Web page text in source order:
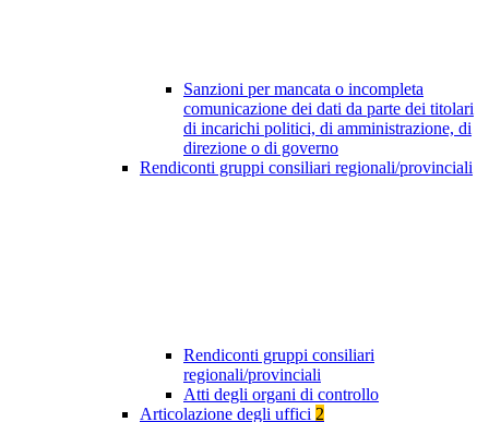
Sanzioni per mancata o incompleta
comunicazione dei dati da parte dei titolari
di incarichi politici, di amministrazione, di
direzione o di governo
Rendiconti gruppi consiliari regionali/provinciali
Rendiconti gruppi consiliari
regionali/provinciali
Atti degli organi di controllo
Articolazione degli uffici 2